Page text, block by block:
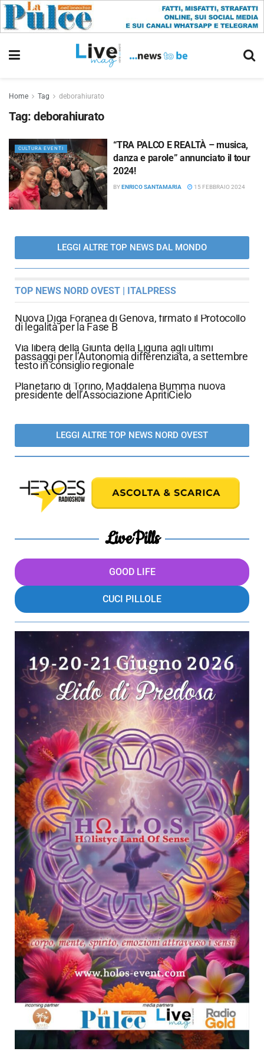
Home Tag deborahiurato
Tag: deborahiurato
CULTURA EVENTI
“TRA PALCO E REALTÀ – musica,
danza e parole” annunciato il tour
2024!
BYENRICO SANTAMARIA 15 FEBBRAIO 2024
LEGGI ALTRE TOP NEWS DAL MONDO
TOP NEWS NORD OVEST | ITALPRESS
Nuova Diga Foranea di Genova, firmato il Protocollo
di legalità per la Fase B
Via libera della Giunta della Liguria agli ultimi
passaggi per l’Autonomia differenziata, a settembre
testo in consiglio regionale
Planetario di Torino, Maddalena Bumma nuova
presidente dell’Associazione ApritiCielo
LEGGI ALTRE TOP NEWS NORD OVEST
LivePills
GOOD LIFE
CUCI PILLOLE